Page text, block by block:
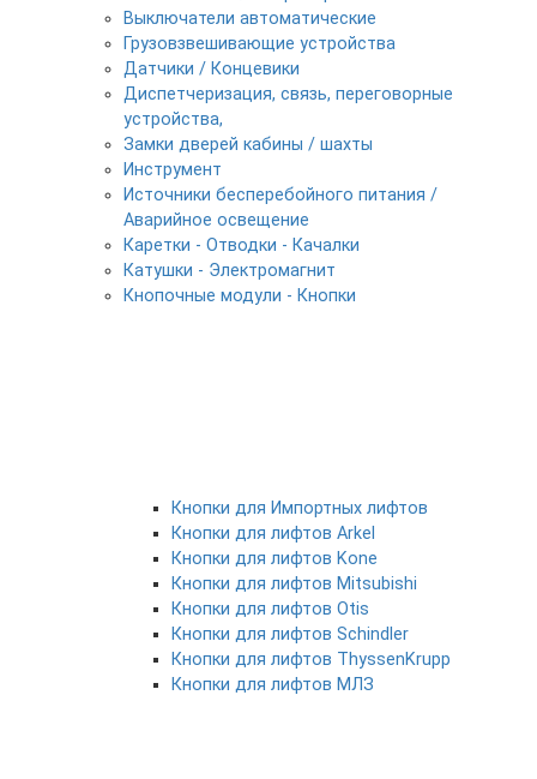
Выключатели автоматические
Грузовзвешивающие устройства
Датчики / Концевики
Диспетчеризация, связь, переговорные
устройства,
Замки дверей кабины / шахты
Инструмент
Источники бесперебойного питания /
Аварийное освещение
Каретки - Отводки - Качалки
Катушки - Электромагнит
Кнопочные модули - Кнопки
Кнопки для Импортных лифтов
Кнопки для лифтов Arkel
Кнопки для лифтов Kone
Кнопки для лифтов Mitsubishi
Кнопки для лифтов Otis
Кнопки для лифтов Schindler
Кнопки для лифтов ThyssenKrupp
Кнопки для лифтов МЛЗ